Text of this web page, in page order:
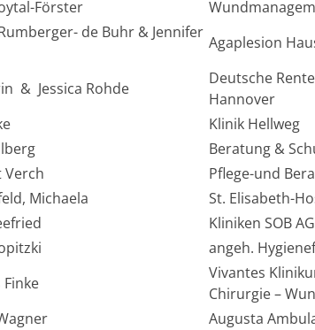
Förster
de Buhr & Jennifer
Agaplesion
& Jessica Rohde
Deutsche
Hannover
Klinik Hellweg
Beratung &
Verch
Pflege-und
Michaela
St. Elisabeth-
Kliniken SOB AG
angeh.
Vivantes
Chirurgie –
Augusta